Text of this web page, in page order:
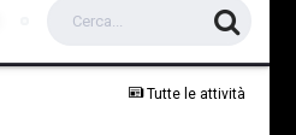
Tutte le attività